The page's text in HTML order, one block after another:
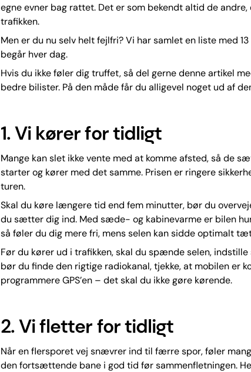
egne evner bag rattet. Det er som bekendt altid de
trafikken.
Men er du nu selv helt fejlfri? Vi har samlet en liste med
begår hver dag.
Hvis du ikke føler dig truffet, så del gerne denne artikel
bedre bilister. På den måde får du alligevel noget ud af
1. Vi kører for tidligt
Mange kan slet ikke vente med at komme afsted, så de
starter og kører med det samme. Prisen er ringere
turen.
Skal du køre længere tid end fem minutter, bør du
du sætter dig ind. Med sæde- og kabinevarme er bilen
så føler du dig mere fri, mens selen kan sidde optimalt
Før du kører ud i trafikken, skal du spænde selen,
bør du finde den rigtige radiokanal, tjekke, at mobilen er
programmere GPS’en – det skal du ikke gøre kørende.
2. Vi fletter for tidligt
Når en flersporet vej snævrer ind til færre spor, føler
den fortsættende bane i god tid før sammenfletningen.